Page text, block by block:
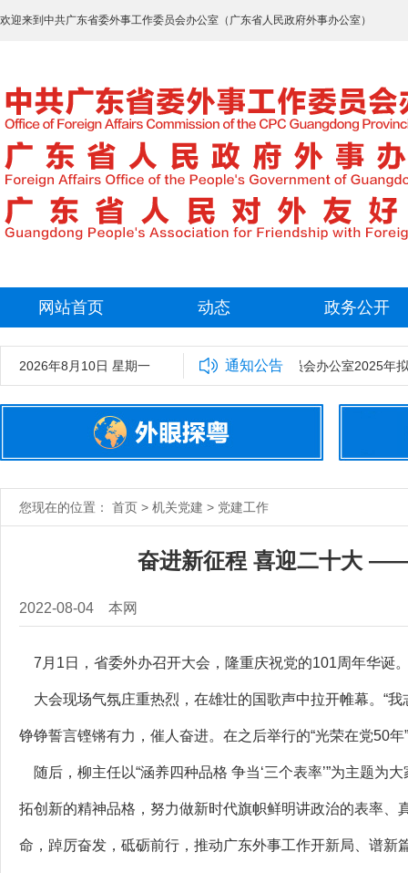
欢迎来到中共广东省委外事工作委员会办公室（广东省人民政府外事办公室）
网站首页 动态 政务公开
2026年8月10日 星期一 通知公告
中共广东省委外事工作委员会办公室2025年拟
您现在的位置： 首页 > 机关党建 > 党建工作
奋进新征程 喜迎二十大
2022-08-04 本网
7月1日，省委外办召开大会，隆重庆祝党的101周年华诞
大会现场气氛庄重热烈，在雄壮的国歌声中拉开帷幕。“
铮铮誓言铿锵有力，催人奋进。在之后举行的“光荣在党50
随后，柳主任以“涵养四种品格 争当‘三个表率’”为主题为
拓创新的精神品格，努力做新时代旗帜鲜明讲政治的表率
命，踔厉奋发，砥砺前行，推动广东外事工作开新局、谱